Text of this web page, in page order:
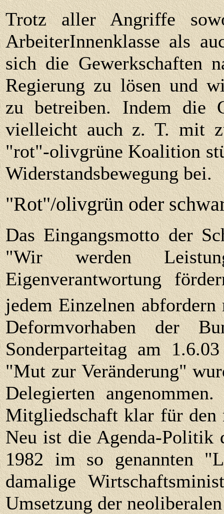
Trotz aller Angriffe
ArbeiterInnenklasse als
sich die Gewerkschaften
Regierung zu lösen und
zu betreiben. Indem die
vielleicht auch z. T. mit
"rot"-olivgrüne Koalition
Widerstandsbewegung bei.
"Rot"/olivgrün oder
Das Eingangsmotto der
"Wir werden
Eigenverantwortung
jedem Einzelnen abfordern
Deformvorhaben der
Sonderparteitag am
"Mut zur Veränderung"
Delegierten
Mitgliedschaft klar für den
Neu ist die Agenda-Politik
1982 im so genannten
damalige
Umsetzung der